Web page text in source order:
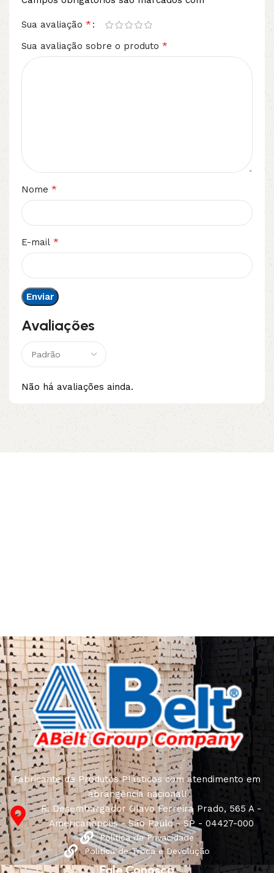
Avaliações
Não há avaliações ainda.
Sua avaliação *
Sua avaliação sobre o produto *
Nome *
E-mail *
Fabricante de Produtos Plásticos com atendimento em
abrangência nacional!
R. Desembargador Olavo Ferreira Prado, 565 A -
Americanópolis - São Paulo - SP - 04427-000
Política de Privacidade
Política de Troca e Devolução
Fale Conosco